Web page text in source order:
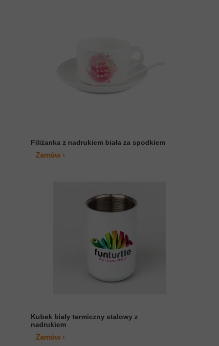
Filiżanka z nadrukiem biała za spodkiem
Zamów ›
Kubek biały termiczny stalowy z
nadrukiem
Zamów ›